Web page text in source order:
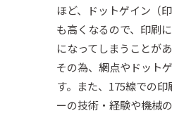
ほど、ドットゲイン（
も高くなるので、印刷
になってしまうことがあ
その為、網点やドット
す。また、175線での
ーの技術・経験や機械